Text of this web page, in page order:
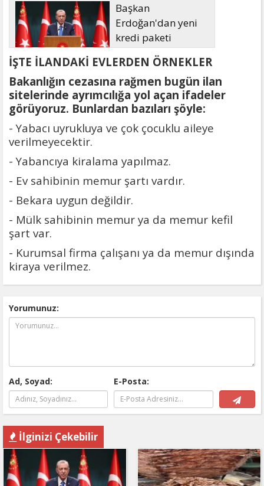
Başkan
Erdoğan'dan yeni
kredi paketi
müjdesi: 6 ay geri
ödemesiz, 36 ay vadeli
İŞTE İLANDAKİ EVLERDEN ÖRNEKLER
Bakanlığın cezasına rağmen bugün ilan
sitelerinde ayrımcılığa yol açan ifadeler
görüyoruz. Bunlardan bazıları şöyle:
- Yabacı uyrukluya ve çok çocuklu aileye
verilmeyecektir.
- Yabancıya kiralama yapılmaz.
- Ev sahibinin memur şartı vardır.
- Bekara uygun değildir.
- Mülk sahibinin memur ya da memur kefil
şart var.
- Kurumsal firma çalışanı ya da memur dışında
kiraya verilmez.
Yorumunuz:
Ad, Soyad: E-Posta:
İlginizi Çekebilir